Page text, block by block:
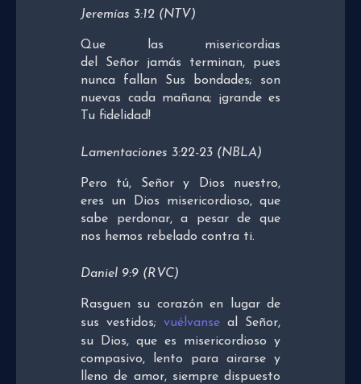
Jeremías 3:12 (NTV)
Que las misericordias
del Señor jamás terminan, pues
nunca fallan Sus bondades; son
nuevas cada mañana; ¡grande es
Tu fidelidad!
Lamentaciones 3:22-23 (NBLA)
Pero tú, Señor y Dios nuestro,
eres un Dios misericordioso, que
sabe perdonar, a pesar de que
nos hemos rebelado contra ti.
Daniel 9:9 (RVC)
Rasguen su corazón en lugar de
sus vestidos; vuélvanse al Señor,
su Dios, que es misericordioso y
compasivo, lento para airarse y
lleno de amor, siempre dispuesto